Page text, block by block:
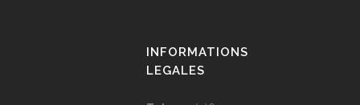
INFORMATIONS
LEGALES